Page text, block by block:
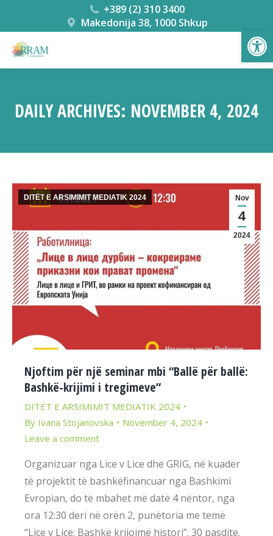
+389 (2) 310 3400
Makedonija 38, 1000 Shkup
DAILY ARCHIVES: NOVEMBER 4, 2024
Nov
4
2024
DITËT E ARSIMIMIT MEDIATIK 2024
Njoftim për një seminar mbi “Ballë për ballë:
Bashkë-krijimi i tregimeve”
DITËT E ARSIMIMIT MEDIATIK 2024
By Ivana Stojanovska
November 4, 2024
Leave a comment
Organizuar nga Lice v Lice dhe GRIG, në kuadër
të projektit të bashkëfinancuar nga Bashkimi
Evropian, do të mbahet më datë 4 nëntor, nga
ora 12:30 deri në orën 2, punëtoria me temë
“Lice v Lice: Bashkë krijojmë histori”. 30 pasdite.